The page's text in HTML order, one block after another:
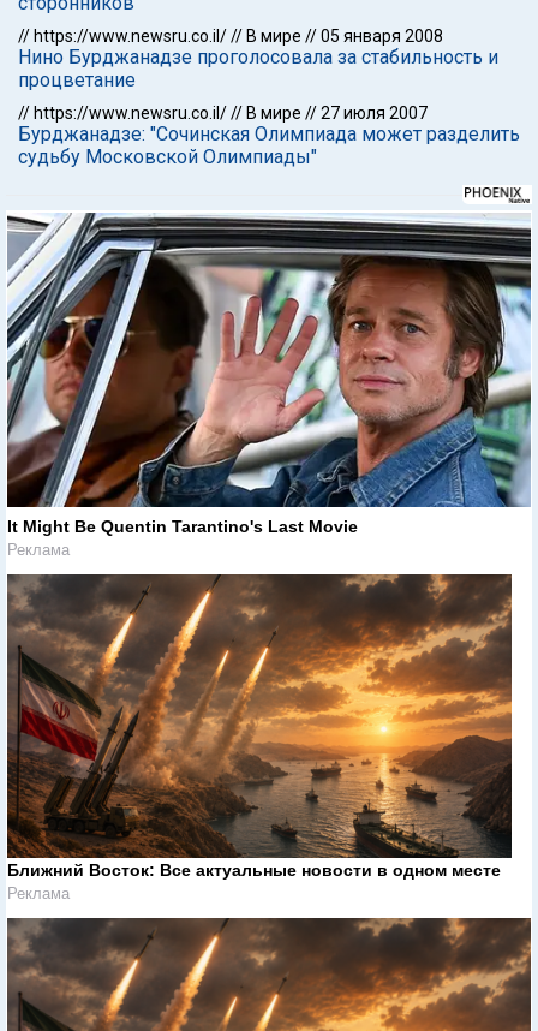
// https://www.newsru.co.il/// В мире //05 января 2008
Нино Бурджанадзе проголосовала за стабильность и
процветание
// https://www.newsru.co.il/// В мире //27 июля 2007
Бурджанадзе: "Сочинская Олимпиада может разделить
судьбу Московской Олимпиады"
It Might Be Quentin Tarantino's Last Movie
Реклама
Ближний Восток: Все актуальные новости в одном месте
Реклама